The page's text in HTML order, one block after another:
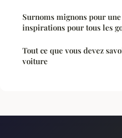
Surnoms mignons pour
inspirations pour tous les
Tout ce que vous devez
voiture